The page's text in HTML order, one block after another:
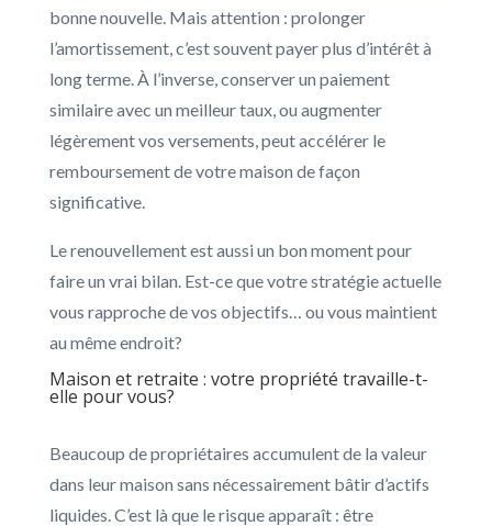
bonne nouvelle. Mais attention : prolonger
l’amortissement, c’est souvent payer plus d’intérêt à
long terme. À l’inverse, conserver un paiement
similaire avec un meilleur taux, ou augmenter
légèrement vos versements, peut accélérer le
remboursement de votre maison de façon
significative.
Le renouvellement est aussi un bon moment pour
faire un vrai bilan. Est-ce que votre stratégie actuelle
vous rapproche de vos objectifs… ou vous maintient
au même endroit?
Maison et retraite : votre propriété travaille-t-
elle pour vous?
Beaucoup de propriétaires accumulent de la valeur
dans leur maison sans nécessairement bâtir d’actifs
liquides. C’est là que le risque apparaît : être